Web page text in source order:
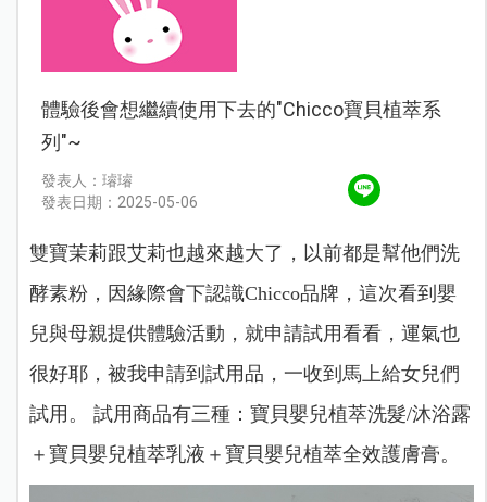
體驗後會想繼續使用下去的"Chicco寶貝植萃系
列"~
發表人：璿璿
發表日期：2025-05-06
雙寶茉莉跟艾莉也越來越大了，以前都是幫他們洗
酵素粉，因緣際會下認識Chicco品牌，這次看到嬰
兒與母親提供體驗活動，就申請試用看看，運氣也
很好耶，被我申請到試用品，一收到馬上給女兒們
試用。 試用商品有三種：寶貝嬰兒植萃洗髮/沐浴露
＋寶貝嬰兒植萃乳液＋寶貝嬰兒植萃全效護膚膏。